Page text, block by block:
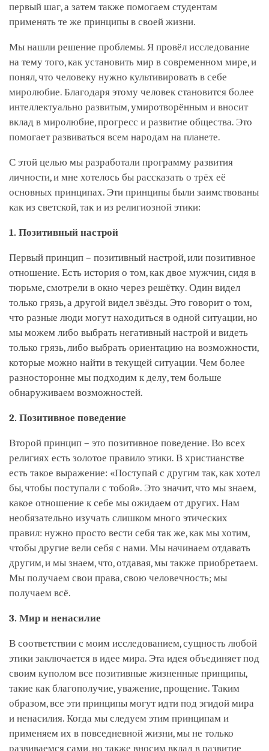
первый шаг, а затем также помогаем студентам
применять те же принципы в своей жизни.
Мы нашли решение проблемы. Я провёл исследование
на тему того, как установить мир в современном мире, и
понял, что человеку нужно культивировать в себе
миролюбие. Благодаря этому человек становится более
интеллектуально развитым, умиротворённым и вносит
вклад в миролюбие, прогресс и развитие общества. Это
помогает развиваться всем народам на планете.
С этой целью мы разработали программу развития
личности, и мне хотелось бы рассказать о трёх её
основных принципах. Эти принципы были заимствованы
как из светской, так и из религиозной этики:
1. Позитивный настрой
Первый принцип – позитивный настрой, или позитивное
отношение. Есть история о том, как двое мужчин, сидя в
тюрьме, смотрели в окно через решётку. Один видел
только грязь, а другой видел звёзды. Это говорит о том,
что разные люди могут находиться в одной ситуации, но
мы можем либо выбрать негативный настрой и видеть
только грязь, либо выбрать ориентацию на возможности,
которые можно найти в текущей ситуации. Чем более
разносторонне мы подходим к делу, тем больше
обнаруживаем возможностей.
2. Позитивное поведение
Второй принцип – это позитивное поведение. Во всех
религиях есть золотое правило этики. В христианстве
есть такое выражение: «Поступай с другим так, как хотел
бы, чтобы поступали с тобой». Это значит, что мы знаем,
какое отношение к себе мы ожидаем от других. Нам
необязательно изучать слишком много этических
правил: нужно просто вести себя так же, как мы хотим,
чтобы другие вели себя с нами. Мы начинаем отдавать
другим, и мы знаем, что, отдавая, мы также приобретаем.
Мы получаем свои права, свою человечность; мы
получаем всё.
3. Мир и ненасилие
В соответствии с моим исследованием, сущность любой
этики заключается в идее мира. Эта идея объединяет под
своим куполом все позитивные жизненные принципы,
такие как благополучие, уважение, прощение. Таким
образом, все эти принципы могут идти под эгидой мира
и ненасилия. Когда мы следуем этим принципам и
применяем их в повседневной жизни, мы не только
развиваемся сами, но также вносим вклад в развитие